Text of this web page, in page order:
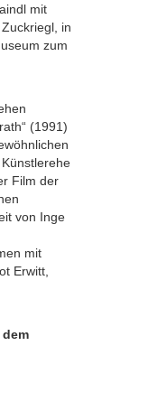
mit
in
zum
(1991)
Film der
von Inge
mit
Erwitt,